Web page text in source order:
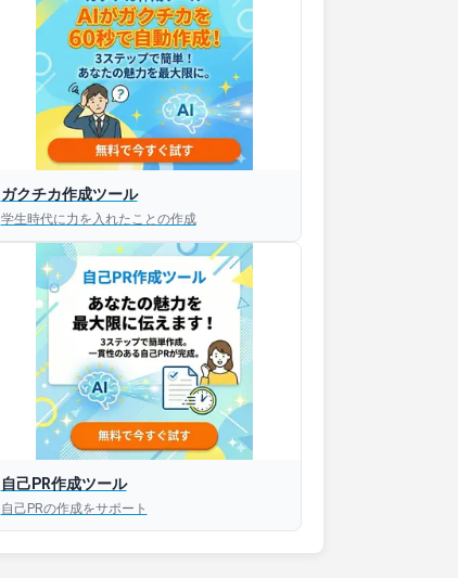
ガクチカ作成ツール
学生時代に力を入れたことの作成
自己PR作成ツール
自己PRの作成をサポート